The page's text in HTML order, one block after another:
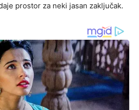
prostor za neki jasan zaključak.